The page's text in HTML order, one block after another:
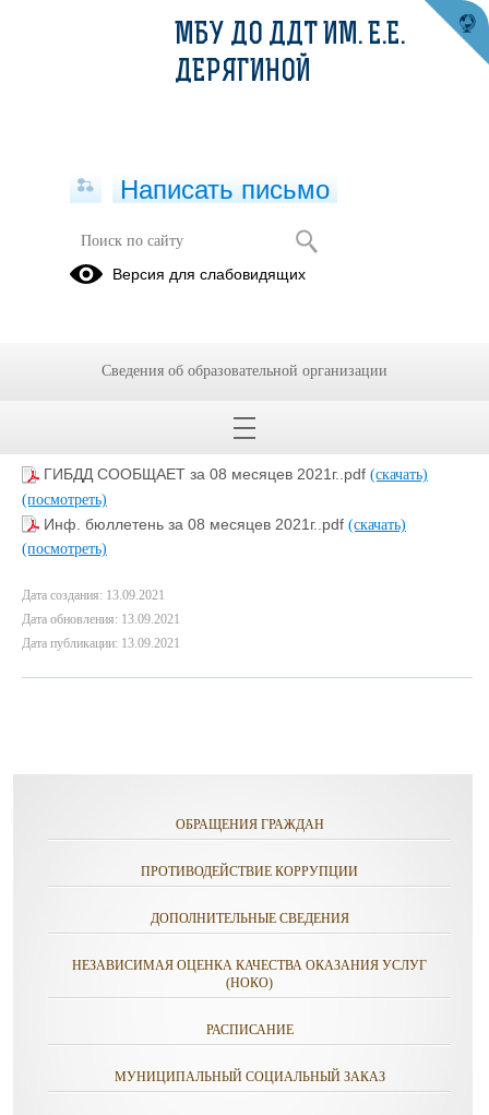
ГИБДД СООБЩАЕТ за 8 месяцев
2021 года
ГИБДД СООБЩАЕТ за 08 месяцев 2021г..pdf (скачать)
(посмотреть)
Инф. бюллетень за 08 месяцев 2021г..pdf (скачать)
(посмотреть)
Дата создания: 13.09.2021
Дата обновления: 13.09.2021
Дата публикации: 13.09.2021
ОБРАЩЕНИЯ ГРАЖДАН
ПРОТИВОДЕЙСТВИЕ КОРРУПЦИИ
ДОПОЛНИТЕЛЬНЫЕ СВЕДЕНИЯ
НЕЗАВИСИМАЯ ОЦЕНКА КАЧЕСТВА ОКАЗАНИЯ УСЛУГ
(НОКО)
РАСПИСАНИЕ
МУНИЦИПАЛЬНЫЙ СОЦИАЛЬНЫЙ ЗАКАЗ
МБУ ДО ДДТ ИМ. Е.Е.
ДЕРЯГИНОЙ
Написать письмо
Версия для слабовидящих
Сведения об образовательной организации